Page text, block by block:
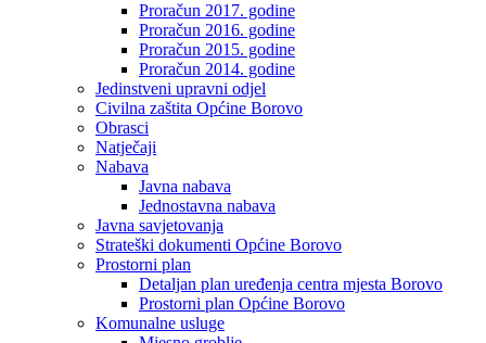
Proračun 2017. godine
Proračun 2016. godine
Proračun 2015. godine
Proračun 2014. godine
Jedinstveni upravni odjel
Civilna zaštita Općine Borovo
Obrasci
Natječaji
Nabava
Javna nabava
Jednostavna nabava
Javna savjetovanja
Strateški dokumenti Općine Borovo
Prostorni plan
Detaljan plan uređenja centra mjesta Borovo
Prostorni plan Općine Borovo
Komunalne usluge